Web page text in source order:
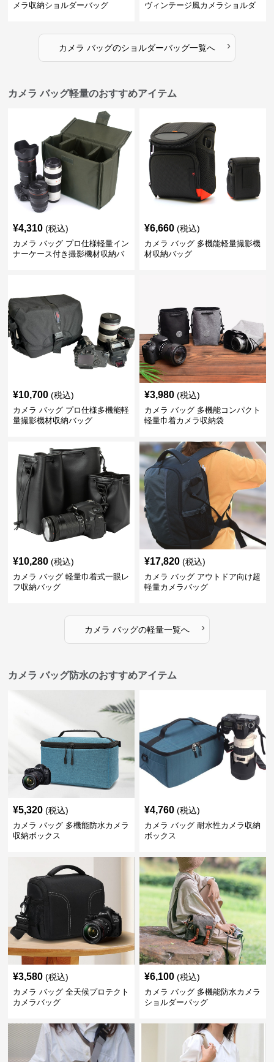
メラ収納ショルダーバッグ
ヴィンテージ風カメラショルダ
カメラ バッグのショルダーバッグ一覧へ ›
カメラ バッグ軽量のおすすめアイテム
¥4,310 (税込)
カメラ バッグ プロ仕様軽量イン
ナーケース付き撮影機材収納バ
¥6,660 (税込)
カメラ バッグ 多機能軽量撮影機
材収納バッグ
¥10,700 (税込)
カメラ バッグ プロ仕様多機能軽
量撮影機材収納バッグ
¥3,980 (税込)
カメラ バッグ 多機能コンパクト
軽量巾着カメラ収納袋
¥10,280 (税込)
カメラ バッグ 軽量巾着式一眼レ
フ収納バッグ
¥17,820 (税込)
カメラ バッグ アウトドア向け超
軽量カメラバッグ
カメラ バッグの軽量一覧へ ›
カメラ バッグ防水のおすすめアイテム
¥5,320 (税込)
カメラ バッグ 多機能防水カメラ
収納ボックス
¥4,760 (税込)
カメラ バッグ 耐水性カメラ収納
ボックス
¥3,580 (税込)
カメラ バッグ 全天候プロテクト
カメラバッグ
¥6,100 (税込)
カメラ バッグ 多機能防水カメラ
ショルダーバッグ